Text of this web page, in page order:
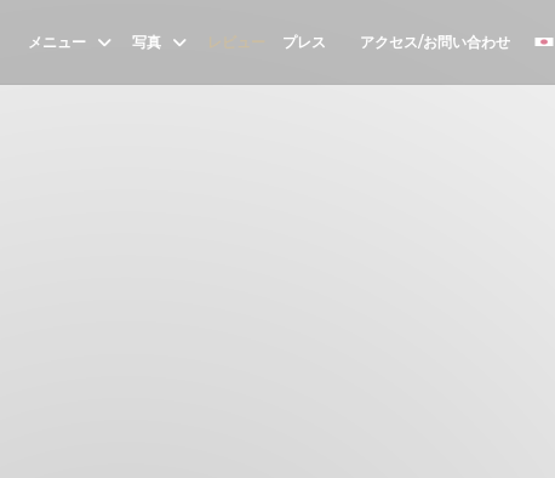
メニュー 写真 レビュー プレス ((新しいウィンドウで開きます))
アクセス/お問い合わせ